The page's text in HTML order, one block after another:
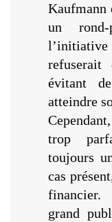
Kaufmann
un
refuserait
évitant
atteindre
trop
toujours
cas
grand